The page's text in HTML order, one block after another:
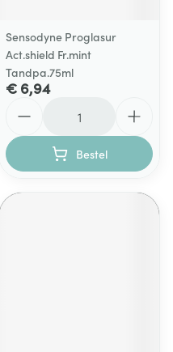
Sensodyne Proglasur
Act.shield Fr.mint
Tandpa.75ml
€ 6,94
Bestel